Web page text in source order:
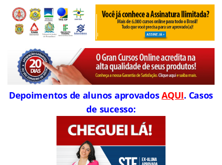
Depoimentos de alunos aprovadosAQUI. Casos
de sucesso: